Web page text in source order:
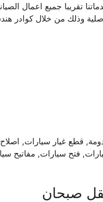
تقريبا جميع اعمال الصيانة
وذلك من خلال كوادر
قطع غيار سيارات,
فتح سيارات, مفاتيح
صبحان